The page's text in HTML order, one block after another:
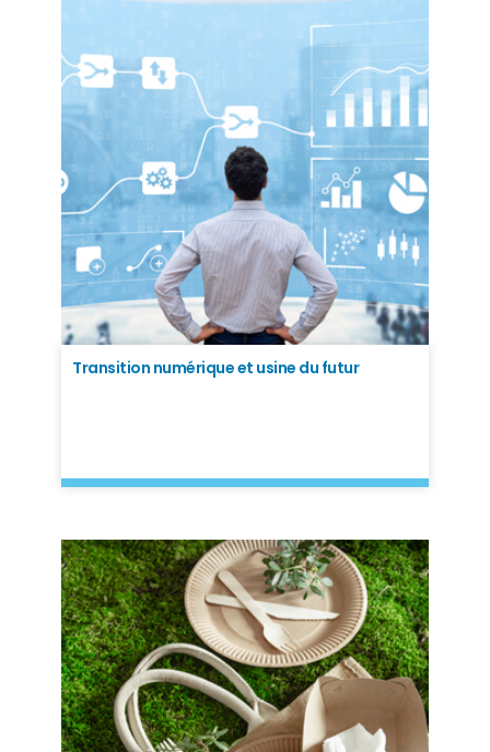
Transition numérique et usine du futur